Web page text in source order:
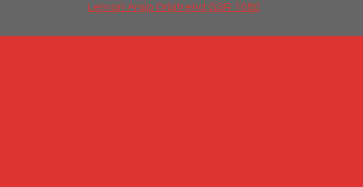
Lemari Arsip Orbitrend GSR 1080